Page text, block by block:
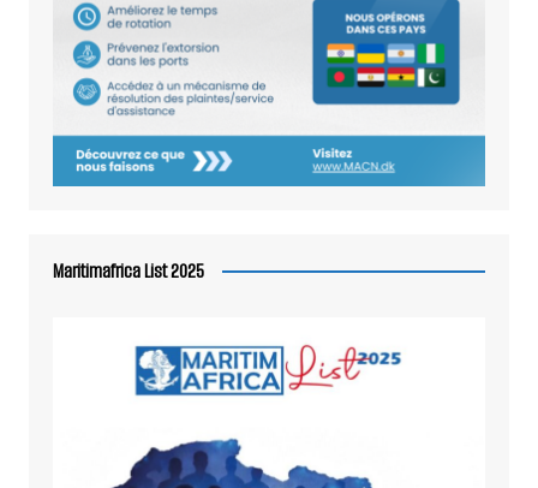
Maritimafrica List 2025